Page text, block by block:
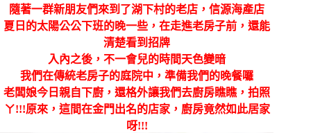
隨著一群新朋友們來到了湖下村的老店，信源海產店
夏日的太陽公公下班的晚一些，在走進老房子前，還能
清楚看到招牌
入內之後，不一會兒的時間天色變暗
我們在傳統老房子的庭院中，準備我們的晚餐囉
老闆娘今日親自下廚，還格外讓我們去廚房瞧瞧，拍照
ㄚ!!!原來，這間在金門出名的店家，廚房竟然如此居家
呀!!!